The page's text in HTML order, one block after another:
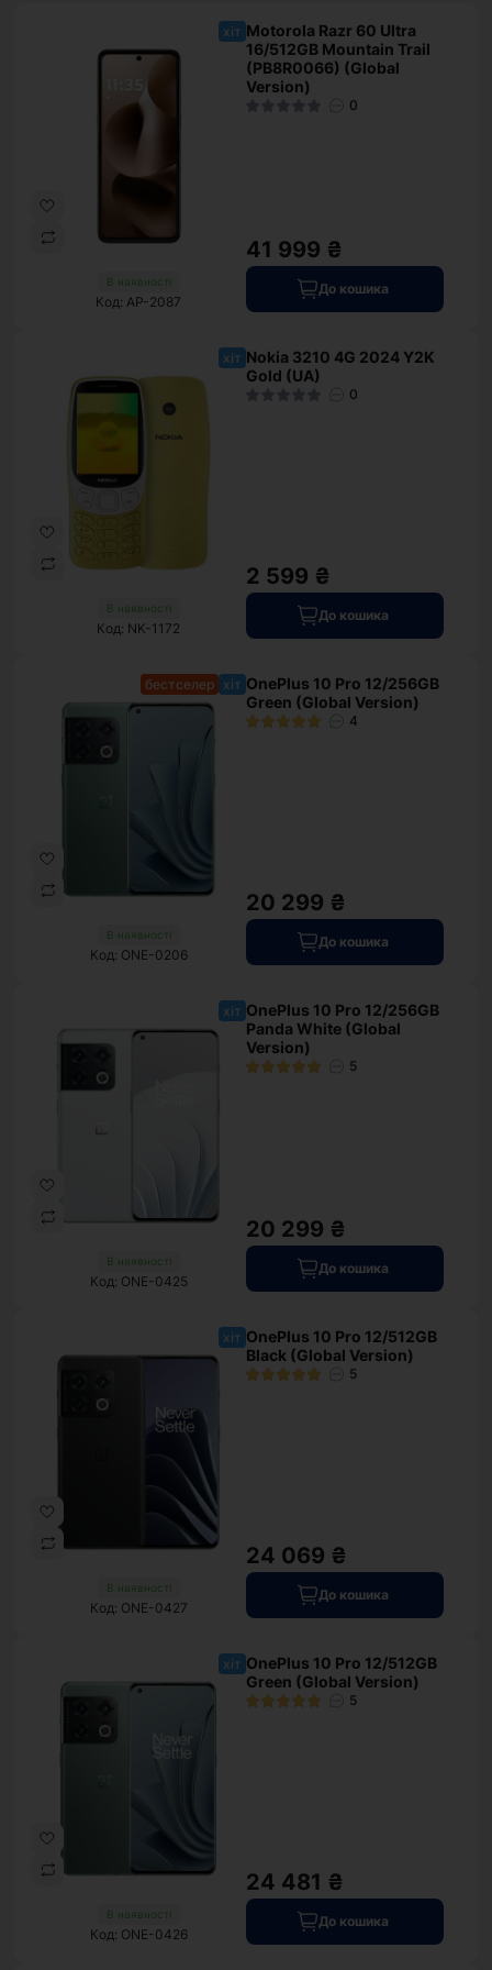
хіт
В наявності
Код: AP-2087
Motorola Razr 60 Ultra
16/512GB Mountain Trail
(PB8R0066) (Global
Version)
0
41 999 ₴
До кошика
хіт
В наявності
Код: NK-1172
Nokia 3210 4G 2024 Y2K
Gold (UA)
0
2 599 ₴
До кошика
бестселер хіт
В наявності
Код: ONE-0206
OnePlus 10 Pro 12/256GB
Green (Global Version)
4
20 299 ₴
До кошика
хіт
В наявності
Код: ONE-0425
OnePlus 10 Pro 12/256GB
Panda White (Global
Version)
5
20 299 ₴
До кошика
хіт
В наявності
Код: ONE-0427
OnePlus 10 Pro 12/512GB
Black (Global Version)
5
24 069 ₴
До кошика
хіт
В наявності
Код: ONE-0426
OnePlus 10 Pro 12/512GB
Green (Global Version)
5
24 481 ₴
До кошика